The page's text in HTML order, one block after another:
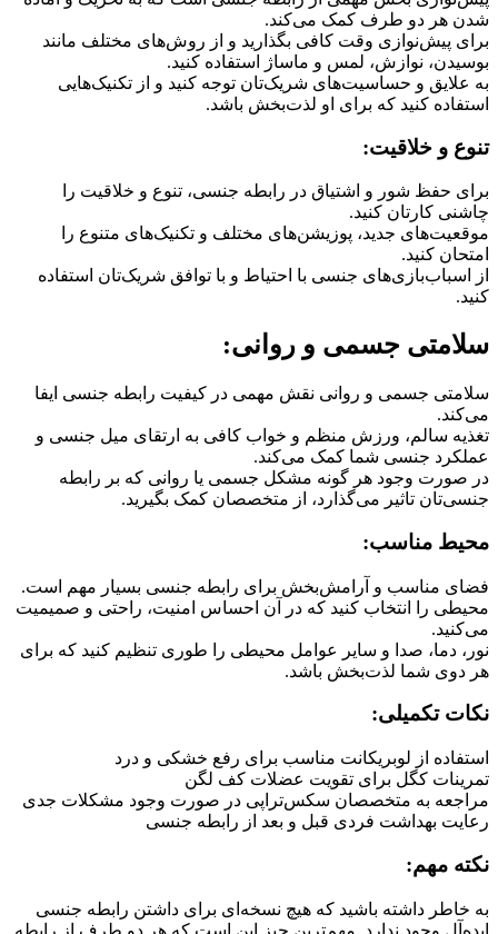
هر دو طرف کمک می‌کند.
پیش‌نوازی وقت کافی بگذارید و از روش‌های مختلف مانند
نوازش، لمس و ماساژ استفاده کنید.
و حساسیت‌های شریک‌تان توجه کنید و از تکنیک‌هایی
کنید که برای او لذت‌بخش باشد.
و خلاقیت:
حفظ شور و اشتیاق در رابطه جنسی، تنوع و خلاقیت را
کارتان کنید.
جدید، پوزیشن‌های مختلف و تکنیک‌های متنوع را
کنید.
جنسی با احتیاط و با توافق شریک‌تان استفاده
جسمی و روانی:
جسمی و روانی نقش مهمی در کیفیت رابطه جنسی ایفا
سالم، ورزش منظم و خواب کافی به ارتقای میل جنسی و
جنسی شما کمک می‌کند.
وجود هر گونه مشکل جسمی یا روانی که بر رابطه
تاثیر می‌گذارد، از متخصصان کمک بگیرید.
مناسب:
مناسب و آرامش‌بخش برای رابطه جنسی بسیار مهم است.
را انتخاب کنید که در آن احساس امنیت، راحتی و صمیمیت
دما، صدا و سایر عوامل محیطی را طوری تنظیم کنید که برای
شما لذت‌بخش باشد.
تکمیلی:
از لوبریکانت مناسب برای رفع خشکی و درد
کگل برای تقویت عضلات کف لگن
به متخصصان سکس‌تراپی در صورت وجود مشکلات جدی
بهداشت فردی قبل و بعد از رابطه جنسی
مهم:
داشته باشید که هیچ نسخه‌ای برای داشتن رابطه جنسی
وجود ندارد. مهم‌ترین چیز این است که هر دو طرف از رابطه